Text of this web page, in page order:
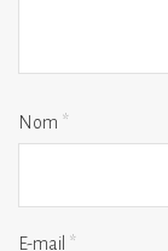
Nom *
E-mail *